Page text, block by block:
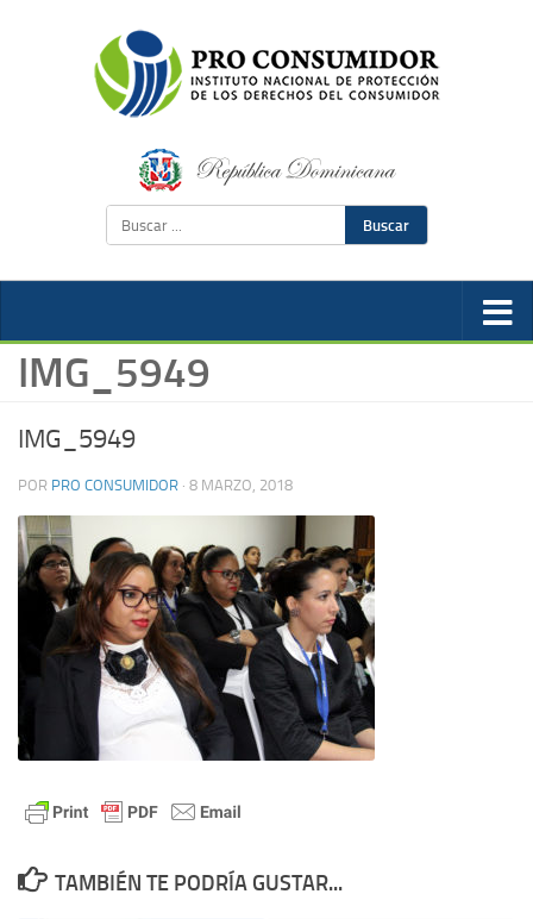
Buscar
IMG_5949
IMG_5949
POR PRO CONSUMIDOR · 8 MARZO, 2018
TAMBIÉN TE PODRÍA GUSTAR...